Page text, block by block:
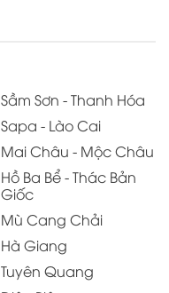
Sầm Sơn - Thanh Hóa
Sapa - Lào Cai
Mai Châu - Mộc Châu
Hồ Ba Bể - Thác Bản
Giốc
Mù Cang Chải
Hà Giang
Tuyên Quang